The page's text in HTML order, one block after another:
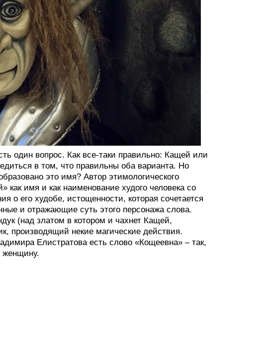
один вопрос. Как все-таки правильно: Кащей или
в том, что правильны оба варианта. Но
это имя? Автор этимологического
имя и как наименование худого человека со
о его худобе, истощенности, которая сочетается
и отражающие суть этого персонажа слова.
(над златом в котором и чахнет Кащей,
производящий некие магические действия.
Елистратова есть слово «Кощеевна» – так,
женщину.